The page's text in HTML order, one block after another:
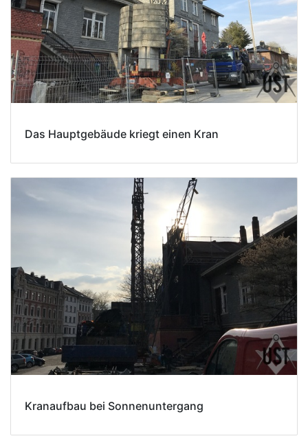
Das Hauptgebäude kriegt einen Kran
Kranaufbau bei Sonnenuntergang